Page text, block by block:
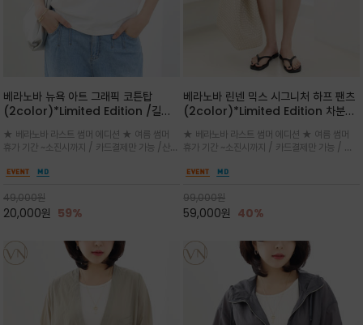
베라노바 뉴욕 아트 그래픽 코튼탑
(2color)*Limited Edition /길어
세요 ^^
★ 베라노바 라스트 썸머 에디션 ★ 여름 썸머
휴가 기간 ~소진시까지 / 카드결제만 가능 /산뜻
레터링과 감각적인 일러스트 프린트가 어우러져
49,000원
20,000원 59%
베라노바 린넨 믹스 시그니처 하프 팬츠
(2color)*Limited Edition 차분한
진 여름의 끝자락까지 멋스럽게 연출하
세요 ^^
★ 베라노바 라스트 썸머 에디션 ★ 여름 썸머
휴가 기간 ~소진시까지 / 카드결제만 가능 / 앞
게 체형을 커버해 우아한 비율을 완성
99,000원
59,000원 40%